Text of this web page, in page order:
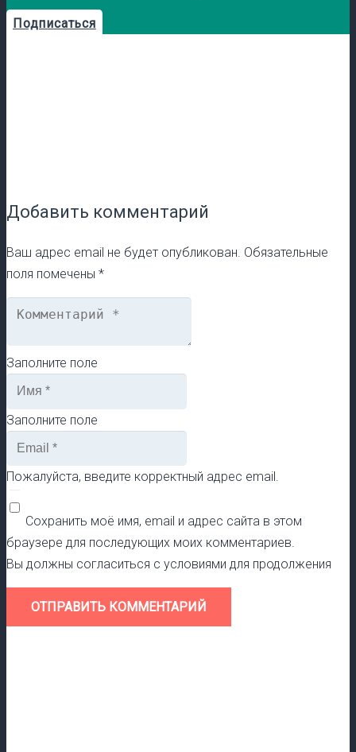
Подписаться
Добавить комментарий
Ваш адрес email не будет опубликован. Обязательные
поля помечены *
Заполните поле
Заполните поле
Пожалуйста, введите корректный адрес email.
Сохранить моё имя, email и адрес сайта в этом
браузере для последующих моих комментариев.
Вы должны согласиться с условиями для продолжения
ОТПРАВИТЬ КОММЕНТАРИЙ